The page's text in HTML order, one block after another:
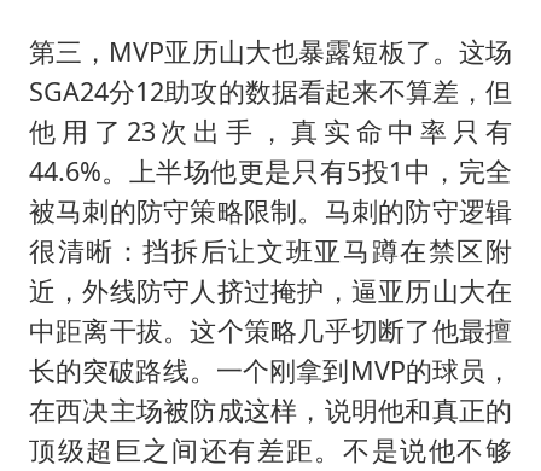
第三，MVP亚历山大也暴露短板了。这场
SGA24分12助攻的数据看起来不算差，但
他用了23次出手，真实命中率只有
44.6%。上半场他更是只有5投1中，完全
被马刺的防守策略限制。马刺的防守逻辑
很清晰：挡拆后让文班亚马蹲在禁区附
近，外线防守人挤过掩护，逼亚历山大在
中距离干拔。这个策略几乎切断了他最擅
长的突破路线。一个刚拿到MVP的球员，
在西决主场被防成这样，说明他和真正的
顶级超巨之间还有差距。不是说他不够